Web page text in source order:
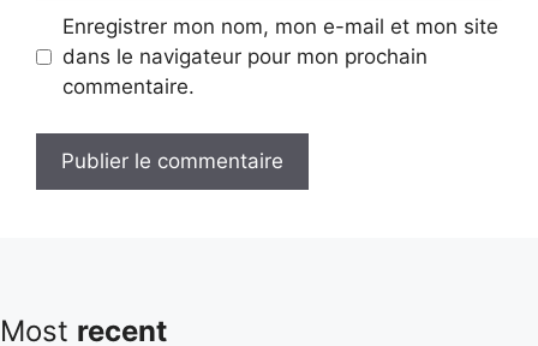
Enregistrer mon nom, mon e-mail et mon site
dans le navigateur pour mon prochain
commentaire.
Most recent